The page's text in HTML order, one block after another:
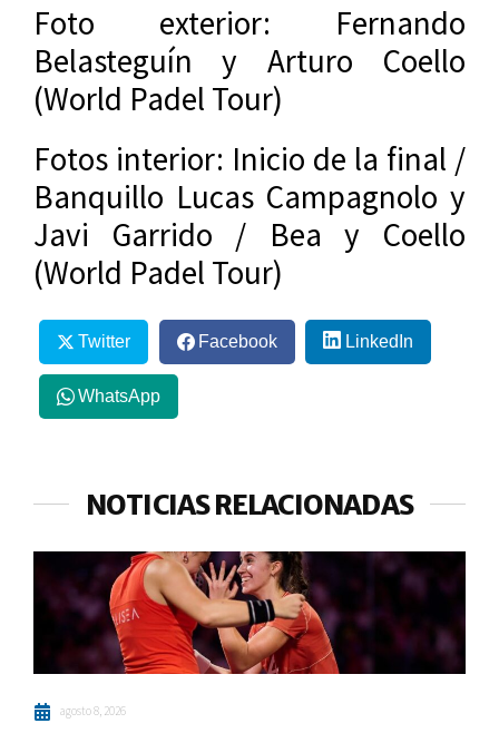
Foto exterior: Fernando
Belasteguín y Arturo Coello
(World Padel Tour)
Fotos interior: Inicio de la final /
Banquillo Lucas Campagnolo y
Javi Garrido / Bea y Coello
(World Padel Tour)
Twitter Facebook LinkedIn
WhatsApp
NOTICIAS RELACIONADAS
agosto 8, 2026